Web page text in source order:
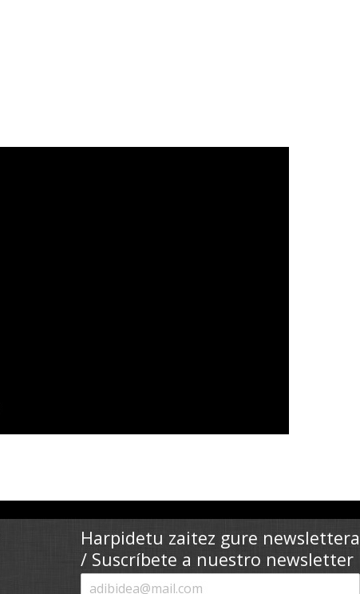
Harpidetu zaitez gure newslettera
/ Suscríbete a nuestro newsletter